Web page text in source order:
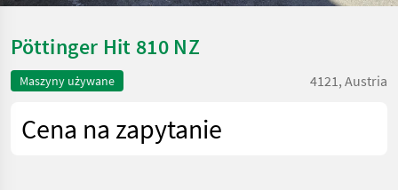
Pöttinger Hit 810 NZ
Maszyny używane 4121, Austria
Cena na zapytanie